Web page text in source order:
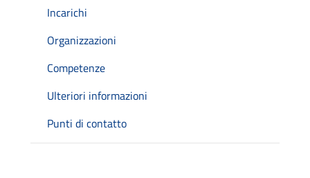
Incarichi
Organizzazioni
Competenze
Ulteriori informazioni
Punti di contatto